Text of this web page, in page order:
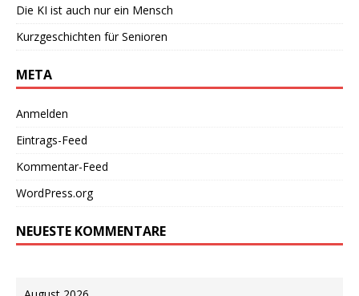
Die KI ist auch nur ein Mensch
Kurzgeschichten für Senioren
META
Anmelden
Eintrags-Feed
Kommentar-Feed
WordPress.org
NEUESTE KOMMENTARE